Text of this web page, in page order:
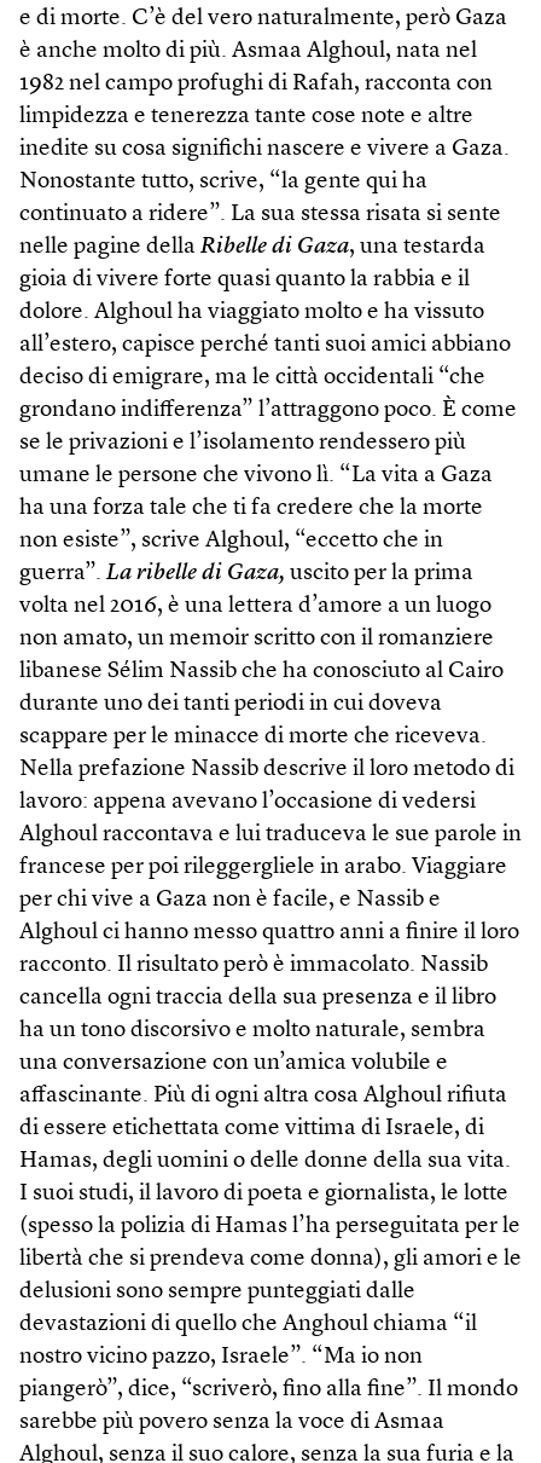
e di morte. C’è del vero naturalmente, però Gaza
è anche molto di più. Asmaa Alghoul, nata nel
1982 nel campo profughi di Rafah, racconta con
limpidezza e tenerezza tante cose note e altre
inedite su cosa significhi nascere e vivere a Gaza.
Nonostante tutto, scrive, “la gente qui ha
continuato a ridere”. La sua stessa risata si sente
nelle pagine della Ribelle di Gaza, una testarda
gioia di vivere forte quasi quanto la rabbia e il
dolore. Alghoul ha viaggiato molto e ha vissuto
all’estero, capisce perché tanti suoi amici abbiano
deciso di emigrare, ma le città occidentali “che
grondano indifferenza” l’attraggono poco. È come
se le privazioni e l’isolamento rendessero più
umane le persone che vivono lì. “La vita a Gaza
ha una forza tale che ti fa credere che la morte
non esiste”, scrive Alghoul, “eccetto che in
guerra”. La ribelle di Gaza, uscito per la prima
volta nel 2016, è una lettera d’amore a un luogo
non amato, un memoir scritto con il romanziere
libanese Sélim Nassib che ha conosciuto al Cairo
durante uno dei tanti periodi in cui doveva
scappare per le minacce di morte che riceveva.
Nella prefazione Nassib descrive il loro metodo di
lavoro: appena avevano l’occasione di vedersi
Alghoul raccontava e lui traduceva le sue parole in
francese per poi rileggergliele in arabo. Viaggiare
per chi vive a Gaza non è facile, e Nassib e
Alghoul ci hanno messo quattro anni a finire il loro
racconto. Il risultato però è immacolato. Nassib
cancella ogni traccia della sua presenza e il libro
ha un tono discorsivo e molto naturale, sembra
una conversazione con un’amica volubile e
affascinante. Più di ogni altra cosa Alghoul rifiuta
di essere etichettata come vittima di Israele, di
Hamas, degli uomini o delle donne della sua vita.
I suoi studi, il lavoro di poeta e giornalista, le lotte
(spesso la polizia di Hamas l’ha perseguitata per le
libertà che si prendeva come donna), gli amori e le
delusioni sono sempre punteggiati dalle
devastazioni di quello che Anghoul chiama “il
nostro vicino pazzo, Israele”. “Ma io non
piangerò”, dice, “scriverò, fino alla fine”. Il mondo
sarebbe più povero senza la voce di Asmaa
Alghoul, senza il suo calore, senza la sua furia e la